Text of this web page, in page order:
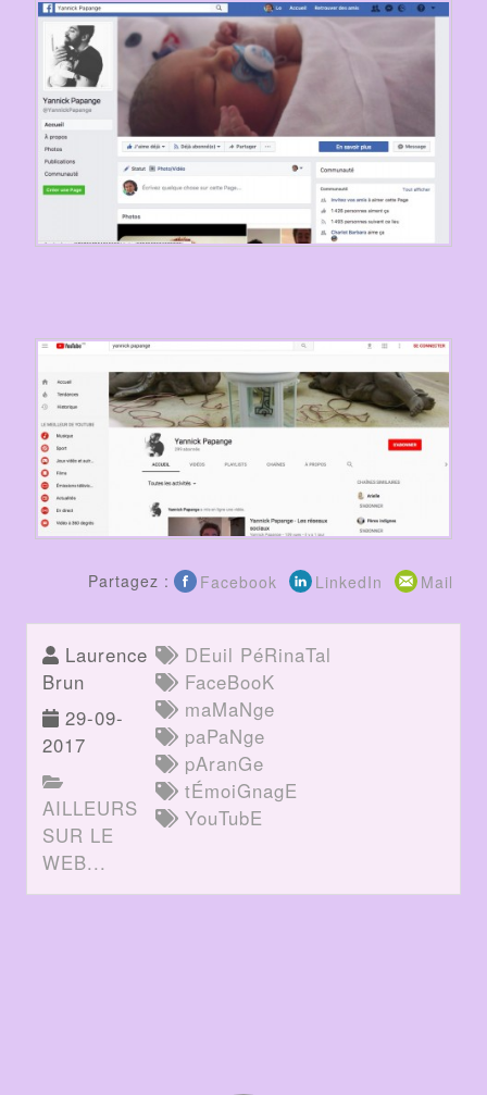
Partagez : Facebook LinkedIn Mail
Laurence
Brun
29-09-
2017
AILLEURS
SUR LE
WEB...
DEuil PéRinaTal
FaceBooK
maMaNge
paPaNge
pAranGe
tÉmoiGnagE
YouTubE